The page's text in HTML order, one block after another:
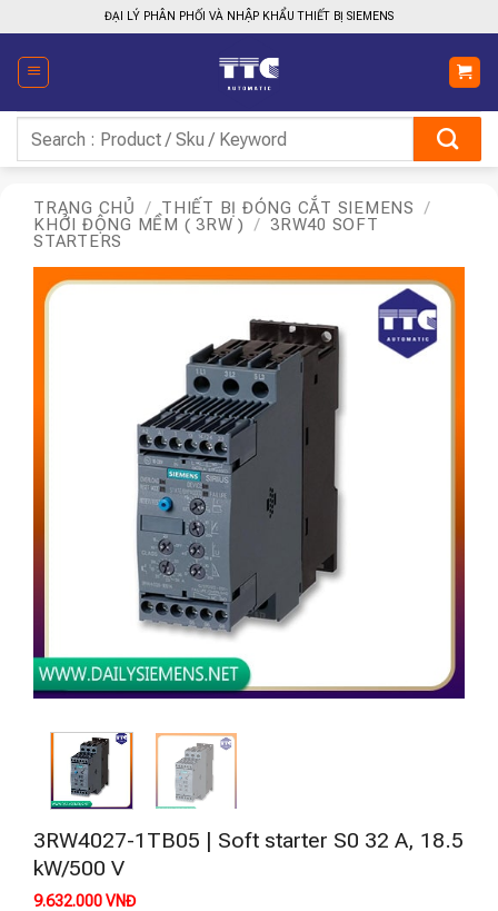
qua
nội
dung
ĐẠI LÝ PHÂN PHỐI VÀ NHẬP KHẨU THIẾT BỊ SIEMENS
kiếm:
TRANG CHỦ / THIẾT BỊ ĐÓNG CẮT SIEMENS
/
KHỞI ĐỘNG MỀM ( 3RW )
/ 3RW40 SOFT
STARTERS
3RW4027-1TB05 | Soft starter S0 32 A, 18.5
kW/500 V
9.632.000VNĐ